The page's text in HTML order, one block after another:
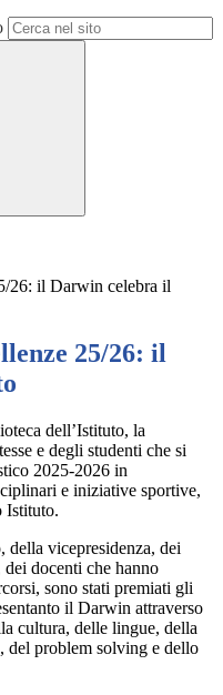
26: il Darwin celebra il
25/26: il
dell’Istituto, la
e degli studenti che si
2025-2026 in
e iniziative sportive,
Istituto.
della vicepresidenza, dei
docenti che hanno
sono stati premiati gli
il Darwin attraverso
cultura, delle lingue, della
del problem solving e dello